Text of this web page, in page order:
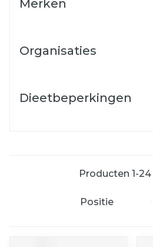
Merken
Organisaties
Dieetbeperkingen
Producten 1-24
Sorteer op: